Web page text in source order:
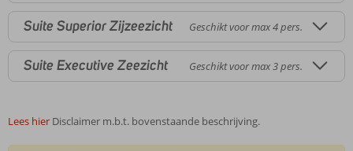
Suite Superior Zijzeezicht Geschikt voor max 4 pers.
Suite Executive Zeezicht Geschikt voor max 3 pers.
Lees hier Disclaimer m.b.t. bovenstaande beschrijving.